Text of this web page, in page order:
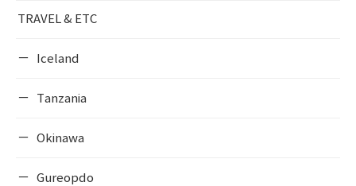
TRAVEL & ETC
Iceland
Tanzania
Okinawa
Gureopdo